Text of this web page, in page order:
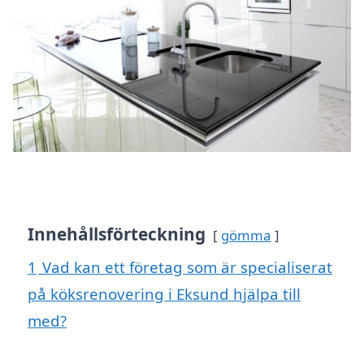
Innehållsförteckning gömma
1 Vad kan ett företag som är specialiserat
på köksrenovering i Eksund hjälpa till
med?